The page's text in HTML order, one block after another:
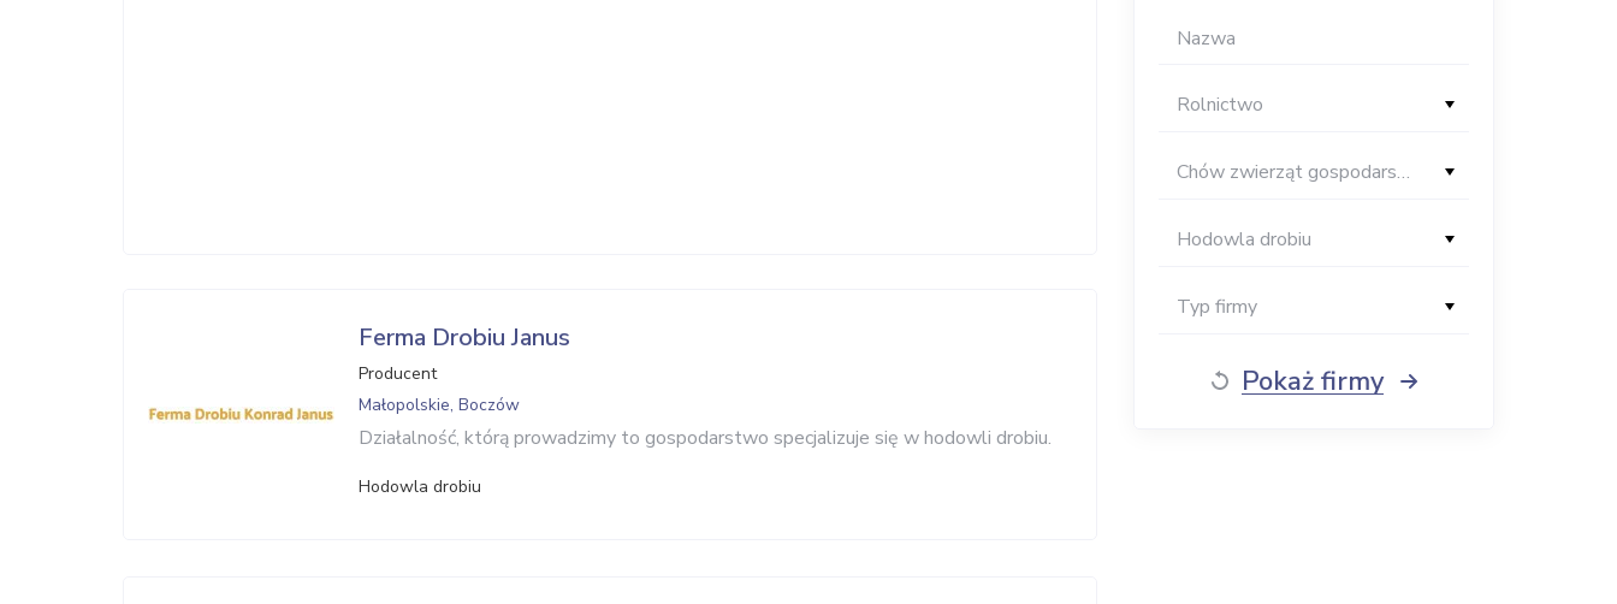
Ferma Drobiu Janus
Producent
Małopolskie, Boczów
Działalność, którą prowadzimy to gospodarstwo specjalizuje się w hodowli drobiu.
Hodowla drobiu
Rolnictwo
Chów zwierząt gospodarskich
Hodowla drobiu
Typ firmy
Pokaż firmy